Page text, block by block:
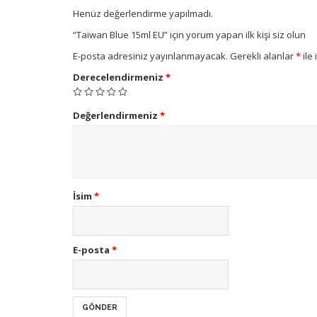
Henüz değerlendirme yapılmadı.
“Taiwan Blue 15ml EU” için yorum yapan ilk kişi siz olun
E-posta adresiniz yayınlanmayacak. Gerekli alanlar*ile
Derecelendirmeniz *
Değerlendirmeniz *
İsim *
E-posta *